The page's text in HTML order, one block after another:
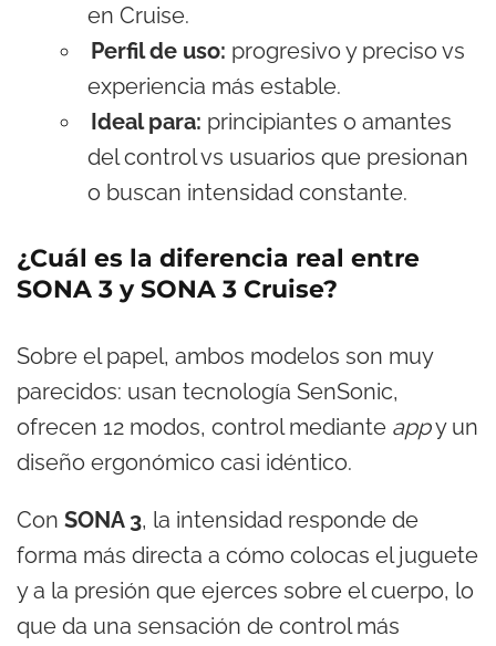
en Cruise.
Perfil de uso: progresivo y preciso vs
experiencia más estable.
Ideal para: principiantes o amantes
del control vs usuarios que presionan
o buscan intensidad constante.
¿Cuál es la diferencia real entre
SONA 3 y SONA 3 Cruise?
Sobre el papel, ambos modelos son muy
parecidos: usan tecnología SenSonic,
ofrecen 12 modos, control mediante appy un
diseño ergonómico casi idéntico.
Con SONA 3, la intensidad responde de
forma más directa a cómo colocas el juguete
y a la presión que ejerces sobre el cuerpo, lo
que da una sensación de control más